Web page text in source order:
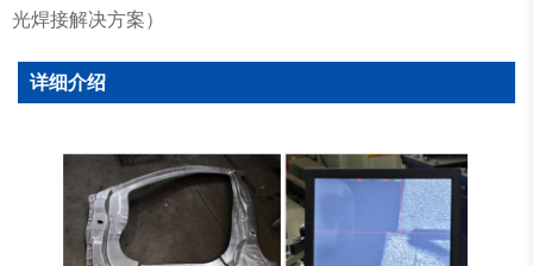
光焊接解决方案）
详细介绍